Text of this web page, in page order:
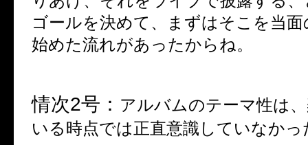
ゴールを決めて、まずはそこを当
始めた流れがあったからね。
情次2号： アルバムのテーマ性は
いる時点では正直意識していなかっ